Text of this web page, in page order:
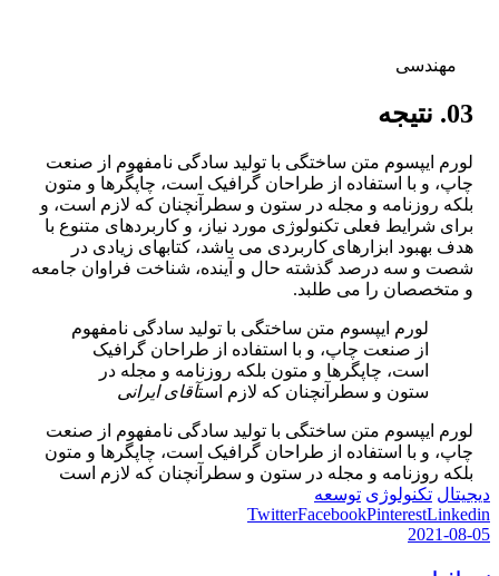
مهندسی
03. نتیجه
لورم ایپسوم متن ساختگی با تولید سادگی نامفهوم از صنعت
چاپ، و با استفاده از طراحان گرافیک است، چاپگرها و متون
بلکه روزنامه و مجله در ستون و سطرآنچنان که لازم است، و
برای شرایط فعلی تکنولوژی مورد نیاز، و کاربردهای متنوع با
هدف بهبود ابزارهای کاربردی می باشد، کتابهای زیادی در
شصت و سه درصد گذشته حال و آینده، شناخت فراوان جامعه
و متخصصان را می طلبد.
لورم ایپسوم متن ساختگی با تولید سادگی نامفهوم
از صنعت چاپ، و با استفاده از طراحان گرافیک
است، چاپگرها و متون بلکه روزنامه و مجله در
ستون و سطرآنچنان که لازم استآقای ایرانی
لورم ایپسوم متن ساختگی با تولید سادگی نامفهوم از صنعت
چاپ، و با استفاده از طراحان گرافیک است، چاپگرها و متون
بلکه روزنامه و مجله در ستون و سطرآنچنان که لازم است
دیجیتال تکنولوژی توسعه
TwitterFacebookPinterestLinkedin
2021-08-05